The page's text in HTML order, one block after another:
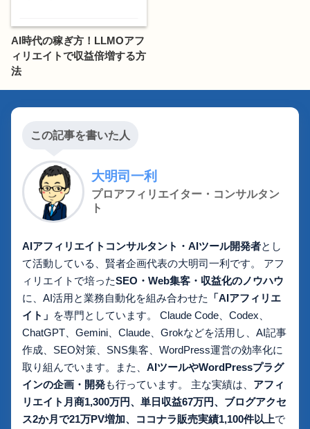
AI時代の稼ぎ方！LLMOアフ
ィリエイトで収益倍増する方
法
この記事を書いた人
大明司一利
プロアフィリエイター・コンサルタン
ト
AIアフィリエイトコンサルタント・AIツール開発者とし
て活動している、賢者企画代表の大明司一利です。 アフ
ィリエイトで培ったSEO・Web集客・収益化のノウハウ
に、AI活用と業務自動化を組み合わせた
「AIアフィリエ
イト」 を専門としています。 Claude Code、Codex、
ChatGPT、Gemini、Claude、Grokなどを活用し、AI記事
作成、SEO対策、SNS集客、WordPress運営の効率化に
取り組んでいます。また、 AIツールやWordPressプラグ
インの企画・開発も行っています。 主な実績は、 アフィ
リエイト月商1,300万円、単日収益67万円、ブログアクセ
ス2か月で21万PV増加、ココナラ販売実績1,100件以上で